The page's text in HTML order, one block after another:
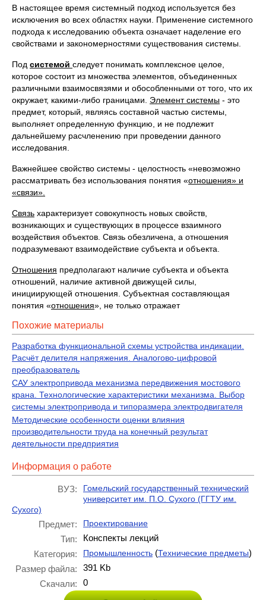
В настоящее время системный подход используется без
исключения во всех областях науки. Применение системного
подхода к исследованию объекта означает наделение его
свойствами и закономерностями существования системы.
Под системой следует понимать комплексное целое,
которое состоит из множества элементов, объединенных
различными взаимосвязями и обособленными от того, что их
окружает, какими-либо границами. Элемент системы - это
предмет, который, являясь составной частью системы,
выполняет определенную функцию, и не подлежит
дальнейшему расчленению при проведении данного
исследования.
Важнейшее свойство системы - целостность «невозможно
рассматривать без использования понятия «отношения» и
«связи».
Связь характеризует совокупность новых свойств,
возникающих и существующих в процессе взаимного
воздействия объектов. Связь обезличена, а отношения
подразумевают взаимодействие субъекта и объекта.
Отношения предполагают наличие субъекта и объекта
отношений, наличие активной движущей силы,
инициирующей отношения. Субъектная составляющая
понятия «отношения», не только отражает
Похожие материалы
Разработка функциональной схемы устройства индикации.
Расчёт делителя напряжения. Аналогово-цифровой
преобразователь
САУ электропривода механизма передвижения мостового
крана. Технологические характеристики механизма. Выбор
системы электропривода и типоразмера электродвигателя
Методические особенности оценки влияния
производительности труда на конечный результат
деятельности предприятия
Информация о работе
ВУЗ:
Гомельский государственный технический
университет им. П.О. Сухого (ГГТУ им.
Сухого)
Предмет: Проектирование
Тип:
Конспекты лекций
Категория:
Промышленность (Технические предметы)
Размер файла:
391 Kb
Скачали:
0